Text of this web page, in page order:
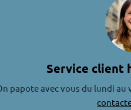
Service client
papote avec vous du lundi au